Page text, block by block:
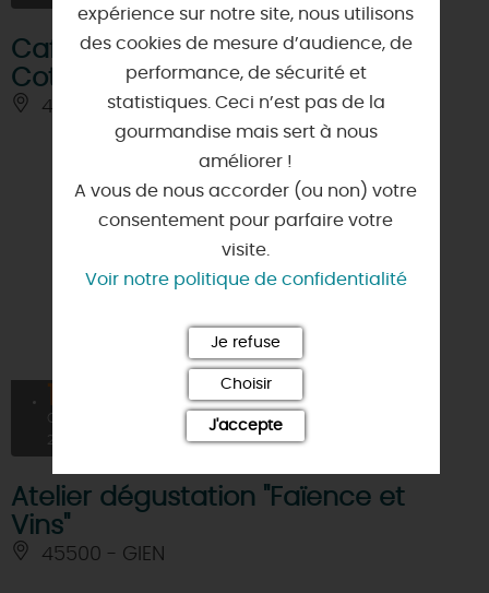
Café Bouche B : Offre spéciale -
Coteaux du Giennois
45500 - GIEN
À PARTIR DE
Atelier dégustation "Faïence et
Vins"
45500 - GIEN
expérience sur notre site, nous utilisons
des cookies de mesure d’audience, de
performance, de sécurité et
statistiques. Ceci n’est pas de la
gourmandise mais sert à nous
améliorer !
A vous de nous accorder (ou non) votre
consentement pour parfaire votre
visite.
Voir notre politique de confidentialité
Je refuse
Choisir
J'accepte